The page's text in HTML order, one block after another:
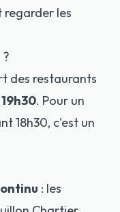
les
des restaurants
. Pour un
18h30, c'est un
: les